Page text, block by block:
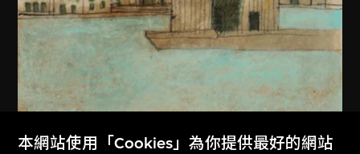
本網站使用「Cookies」為你提供最好的網站